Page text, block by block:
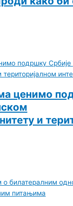
ценимо
и